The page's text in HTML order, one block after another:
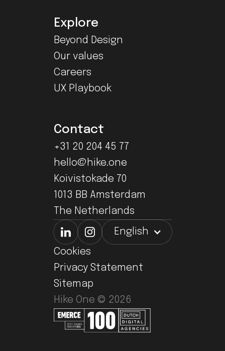
Explore
Beyond Design
Our values
Careers
UX Playbook
Contact
+31 20 204 45 77
hello@hike.one
Koivistokade 70
1013 BB Amsterdam
The Netherlands
English
Cookies
Privacy Statement
Sitemap
Hike One © 2026